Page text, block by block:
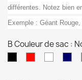
différentes. Notez bien
Exemple : Géant
B Couleur de sac :